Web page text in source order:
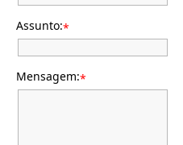
Assunto:*
Mensagem:*